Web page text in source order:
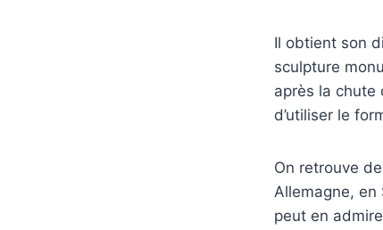
Il obtient son
sculpture
après la chute
d’utiliser le
On retrouve
Allemagne, en
peut en